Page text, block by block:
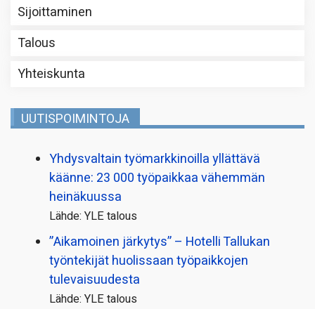
Sijoittaminen
Talous
Yhteiskunta
UUTISPOIMINTOJA
Yhdysvaltain työmarkkinoilla yllättävä
käänne: 23 000 työpaikkaa vähemmän
heinäkuussa
Lähde: YLE talous
”Aikamoinen järkytys” – Hotelli Tallukan
työntekijät huolissaan työpaikkojen
tulevaisuudesta
Lähde: YLE talous